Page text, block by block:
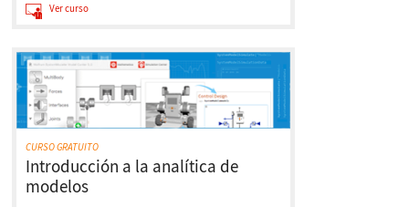
Ver curso
CURSO GRATUITO
Introducción a la analítica de
modelos